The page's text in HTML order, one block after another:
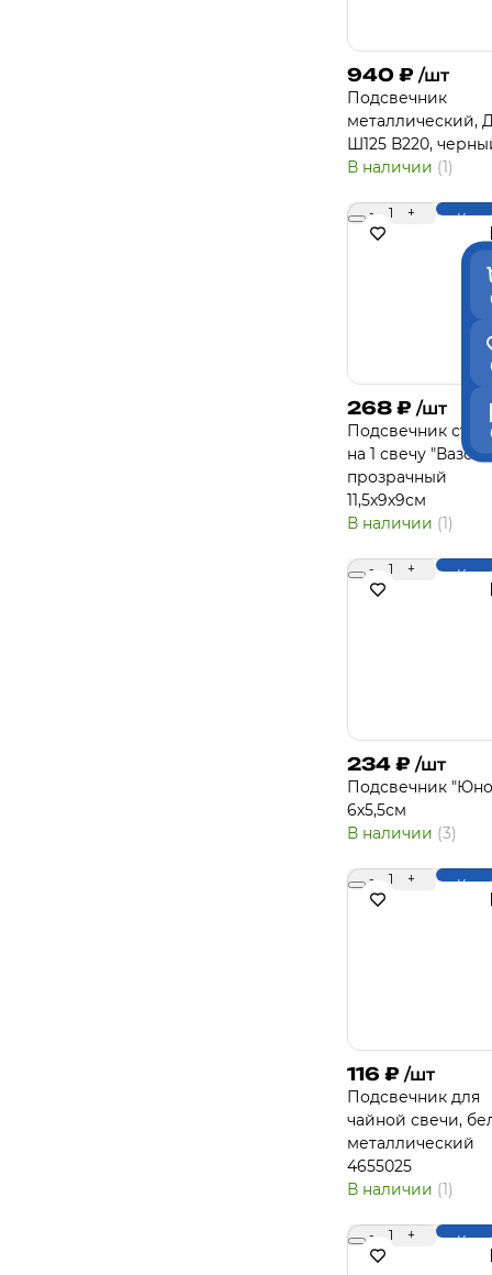
940 ₽ /шт
Подсвечник
металлический,
Ш125 В220,
В наличии (1)
- 1 +
268 ₽ /шт
Подсвечник
на 1 свечу "Вазон"
прозрачный
11,5х9х9см
В наличии (1)
- 1 +
234 ₽ /шт
Подсвечник
6х5,5см
В наличии (3)
- 1 +
116 ₽ /шт
Подсвечник для
чайной свечи,
металлический
4655025
В наличии (1)
- 1 +